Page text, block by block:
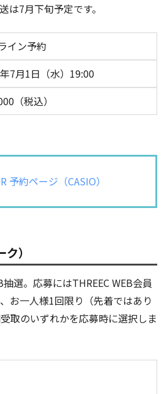
は7月下旬予定です。
イン予約
7月1日（水）19:00
（税込）
予約ページ（CASIO）
）
抽選。応募にはTHREEC WEB会員
お一人様1回限り（先着ではあり
取のいずれかを応募時に選択しま